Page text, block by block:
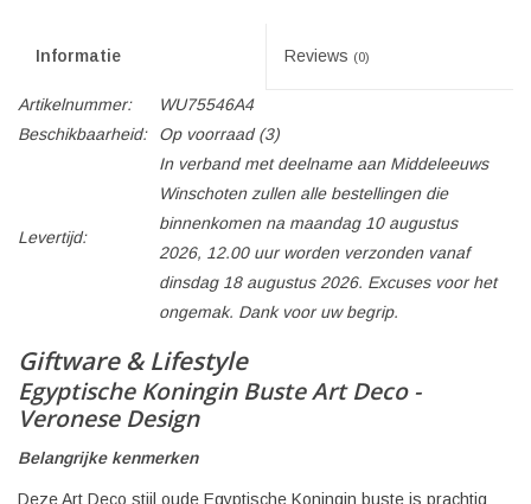
Informatie Reviews (0)
Artikelnummer:
WU75546A4
Beschikbaarheid:
Op voorraad(3)
Levertijd:
In verband met deelname aan Middeleeuws
Winschoten zullen alle bestellingen die
binnenkomen na maandag 10 augustus
2026, 12.00 uur worden verzonden vanaf
dinsdag 18 augustus 2026. Excuses voor het
ongemak. Dank voor uw begrip.
Giftware & Lifestyle
Egyptische Koningin Buste Art Deco -
Veronese Design
Belangrijke kenmerken
Deze Art Deco stijl oude Egyptische Koningin buste is prachtig